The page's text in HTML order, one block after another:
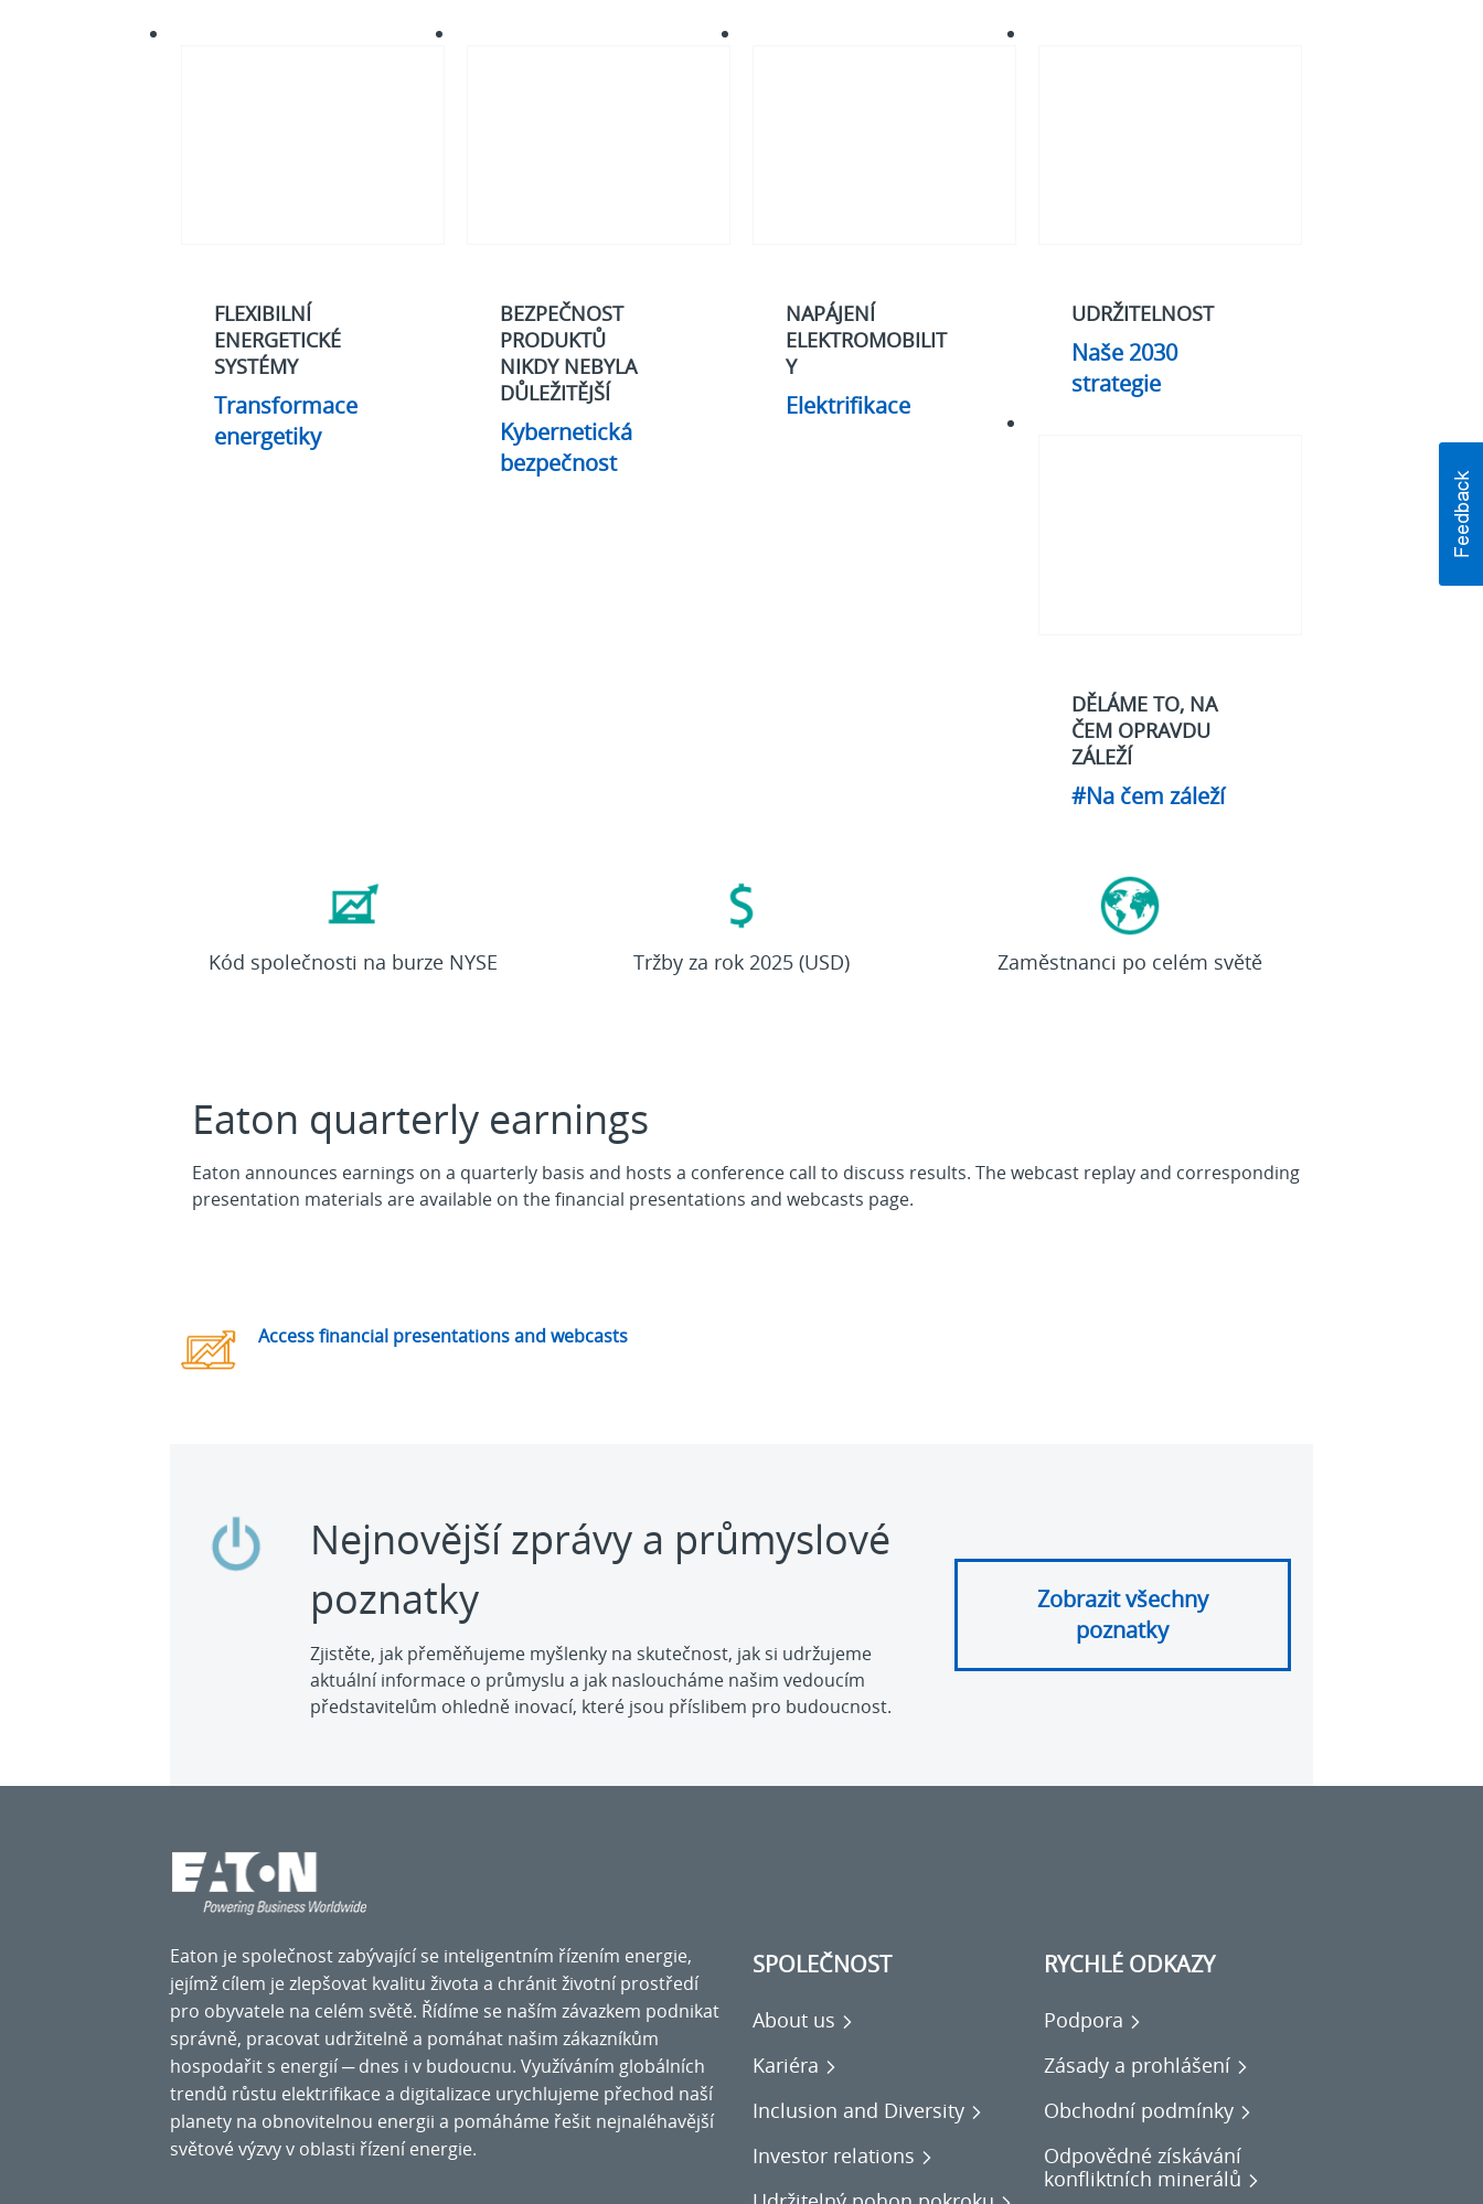
FLEXIBILNÍ
ENERGETICKÉ
SYSTÉMY
Transformace
energetiky
BEZPEČNOST
PRODUKTŮ
NIKDY NEBYLA
DŮLEŽITĚJŠÍ
Kybernetická
bezpečnost
NAPÁJENÍ
ELEKTROMOBILIT
Y
Elektrifikace
UDRŽITELNOST
Naše 2030
strategie
DĚLÁME TO, NA
ČEM OPRAVDU
ZÁLEŽÍ
#Na čem záleží
ETN
Kód společnosti na burze NYSE
27,4
Tržby za rok 2025 (USD)
>92
Zaměstnanci po celém světě
Eaton quarterly earnings
Eaton announces earnings on a quarterly basis and hosts a conference call to discuss results. The webcast replay and corresponding
presentation materials are available on the financial presentations and webcasts page.
Access financial presentations and webcasts
Nejnovější zprávy a průmyslové
poznatky
Zjistěte, jak přeměňujeme myšlenky na skutečnost, jak si udržujeme
aktuální informace o průmyslu a jak nasloucháme našim vedoucím
představitelům ohledně inovací, které jsou příslibem pro budoucnost.
Zobrazit všechny
poznatky
Eaton je společnost zabývající se inteligentním řízením energie,
jejímž cílem je zlepšovat kvalitu života a chránit životní prostředí
pro obyvatele na celém světě. Řídíme se naším závazkem podnikat
správně, pracovat udržitelně a pomáhat našim zákazníkům
hospodařit s energií ─ dnes i v budoucnu. Využíváním globálních
trendů růstu elektrifikace a digitalizace urychlujeme přechod naší
planety na obnovitelnou energii a pomáháme řešit nejnaléhavější
světové výzvy v oblasti řízení energie.
SPOLEČNOST
About us
Kariéra
Inclusion and Diversity
Investor relations
RYCHLÉ ODKAZY
Podpora
Zásady a prohlášení
Obchodní podmínky
Odpovědné získávání
konfliktních minerálů